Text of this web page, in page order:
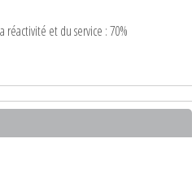
et du service : 70%